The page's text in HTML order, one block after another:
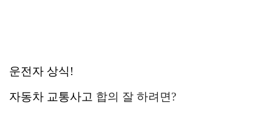
운전자 상식 !
자동차 교통사고 합의 잘 하려면?